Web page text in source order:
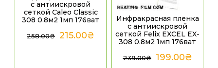
с антиискровой
сеткой Caleo Classic
308 0.8м2 1мп 176ват
258.00₴ 215.00₴
Инфракрасная пленка
с антиискровой
сеткой Felix EXCEL EX-
308 0.8м2 1мп 176ват
239.00₴ 199.00₴